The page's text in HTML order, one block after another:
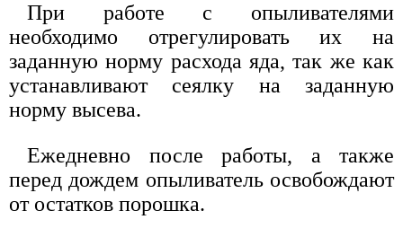
При работе с опыливателями
необходимо отрегулировать их на
заданную норму расхода яда, так же как
устанавливают сеялку на заданную
норму высева.
Ежедневно после работы, а также
перед дождем опыливатель освобождают
от остатков порошка.